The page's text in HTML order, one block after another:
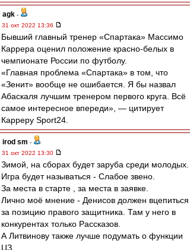
agk -
31 окт 2022 13:36
Бывший главный тренер «Спартака» Массимо
Каррера оценил положение красно-белых в
чемпионате России по футболу.
«Главная проблема «Спартака» в том, что
«Зенит» вообще не ошибается. Я бы назвал
Абаскаля лучшим тренером первого круга. Всё
самое интересное впереди», — цитирует
Карреру Sport24.
irod sm -
31 окт 2022 13:30
Зимой, на сборах будет заруба среди молодых.
Игра будет называться - Слабое звено.
За места в старте , за места в заявке.
Лично моё мнение - Денисов должен вцепиться
за позицию правого защитника. Там у него в
конкурентах только Рассказов.
А Литвинову также лучше подумать о функции
ЦЗ.